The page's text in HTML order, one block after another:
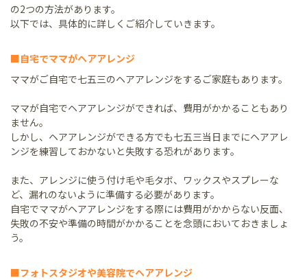
の2つの方法があります。
以下では、具体的に詳しくご紹介していきます。
■自宅でママがヘアアレンジ
ママがご自宅で七五三のヘアアレンジをするご家庭もあります。
ママが自宅でヘアアレンジができれば、費用がかかることもあり
ません。
しかし、ヘアアレンジができる方でも七五三当日までにヘアアレ
ンジを練習しておかないと失敗する恐れがあります。
また、アレンジに使う付け毛や毛タボ、ワックスやスプレーな
ど、漏れのないように準備する必要があります。
自宅でママがヘアアレンジをする際には費用がかからない反面、
失敗の不安や準備の時間がかかることを念頭においておきましょ
う。
■フォトスタジオや美容院でヘアアレンジ